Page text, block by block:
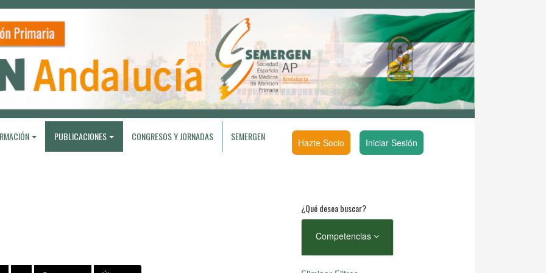
PUBLICACIONES CONGRESOS Y JORNADAS SEMERGEN Hazte Socio Iniciar Sesión
¿Qué desea buscar?
Competencias